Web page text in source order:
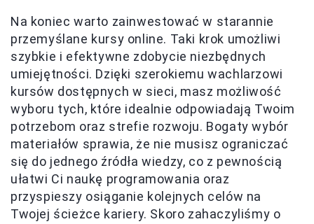
Na koniec warto zainwestować w starannie
przemyślane kursy online. Taki krok umożliwi
szybkie i efektywne zdobycie niezbędnych
umiejętności. Dzięki szerokiemu wachlarzowi
kursów dostępnych w sieci, masz możliwość
wyboru tych, które idealnie odpowiadają Twoim
potrzebom oraz strefie rozwoju. Bogaty wybór
materiałów sprawia, że nie musisz ograniczać
się do jednego źródła wiedzy, co z pewnością
ułatwi Ci naukę programowania oraz
przyspieszy osiąganie kolejnych celów na
Twojej ścieżce kariery. Skoro zahaczyliśmy o